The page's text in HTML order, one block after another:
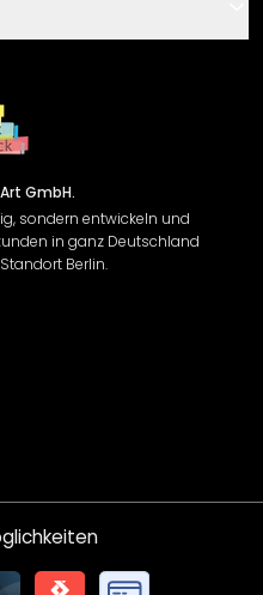
GmbH.
sondern entwickeln und
in ganz Deutschland
Berlin.